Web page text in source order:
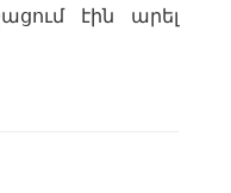
էին արել